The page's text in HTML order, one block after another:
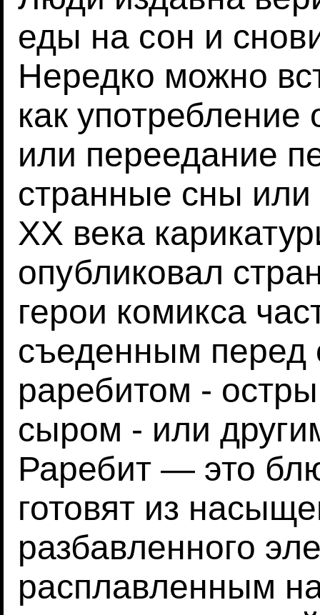
еды на сон и
Нередко можно
как
или переедание
странные сны
XX века
опубликовал
герои комикса
съеденным перед
раребитом -
сыром - или
Раребит — это
готовят из
разбавленного
расплавленным